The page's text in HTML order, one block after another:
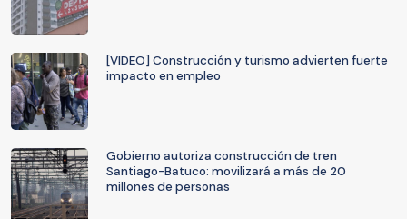
[VIDEO] Construcción y turismo advierten fuerte
impacto en empleo
Gobierno autoriza construcción de tren
Santiago-Batuco: movilizará a más de 20
millones de personas